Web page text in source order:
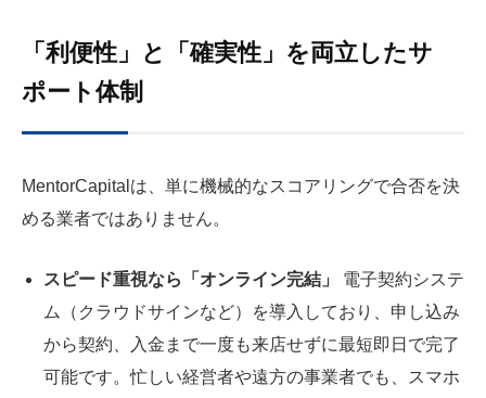
「利便性」と「確実性」を両立したサ
ポート体制
MentorCapitalは、単に機械的なスコアリングで合否を決
める業者ではありません。
スピード重視なら「オンライン完結」
電子契約システ
ム（クラウドサインなど）を導入しており、申し込み
から契約、入金まで一度も来店せずに最短即日で完了
可能です。忙しい経営者や遠方の事業者でも、スマホ